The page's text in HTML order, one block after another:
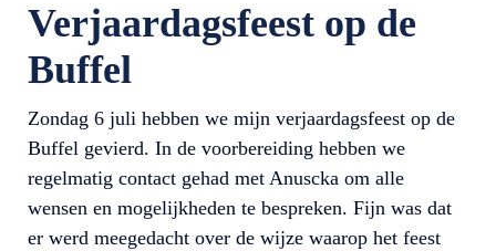
Verjaardagsfeest op de
Buffel
Zondag 6 juli hebben we mijn verjaardagsfeest op de
Buffel gevierd. In de voorbereiding hebben we
regelmatig contact gehad met Anuscka om alle
wensen en mogelijkheden te bespreken. Fijn was dat
er werd meegedacht over de wijze waarop het feest